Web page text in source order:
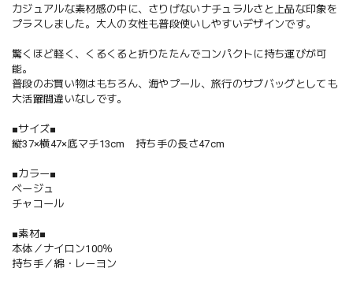
カジュアルな素材感の中に、さりげないナチュラルさと上品な印象を
プラスしました。大人の女性も普段使いしやすいデザインです。
驚くほど軽く、くるくると折りたたんでコンパクトに持ち運びが可
能。
普段のお買い物はもちろん、海やプール、旅行のサブバッグとしても
大活躍間違いなしです。
■サイズ■
縦37×横47×底マチ13cm 持ち手の長さ47cm
■カラー■
ベージュ
チャコール
■素材■
本体／ナイロン100％
持ち手／綿・レーヨン